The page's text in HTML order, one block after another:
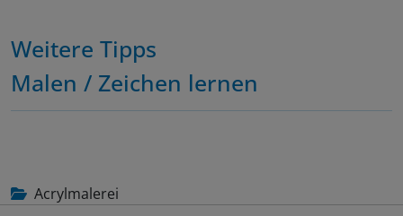
Weitere Tipps
Malen / Zeichen lernen
Acrylmalerei